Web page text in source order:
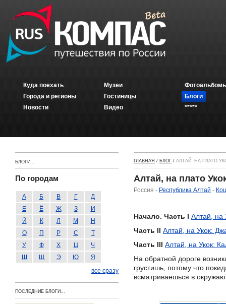
Куда поехать
Города и регионы
Новости
Музеи
Гостиницы
Видео
Блоги
*****
БЛОГИ...
По городам
А Б В Г
Д
Е
Ё Ж З
И
Й
К Л М
Н
О
П Р С
Т
У
Ф Х Ц
Ч
Ш
Щ Э Ю
Я
все сразу
ПОСЛЕДНИЕ БЛОГИ...
ГЛАВНАЯ / БЛОГ / АЛТАЙ, НА ПЛАТО
Алтай, на плато
Россия - Республика Алтай -
Начало. Часть I Алтай, на
Часть II Алтай, на Укок:
Часть III Алтай, на Укок:
На обратной дороге
грустишь, потому что
всматриваешься в